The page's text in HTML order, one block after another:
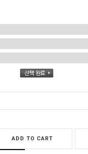
ADD TO CART